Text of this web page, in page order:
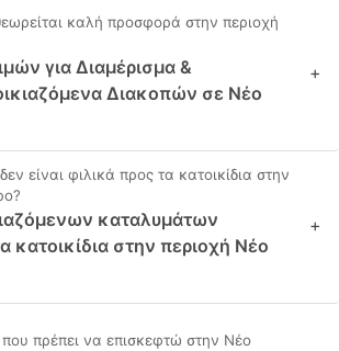
καλή προσφορά στην περιοχή
για Διαμέρισμα &
Διακοπών σε Νέο
+
είναι φιλικά προς τα κατοικίδια στην
καταλυμάτων
κατοικίδια στην περιοχή Νέο
+
που πρέπει να επισκεφτώ στην Νέο